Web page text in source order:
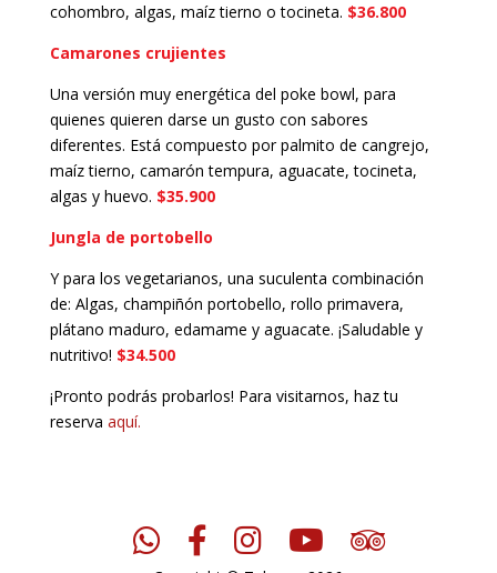
cohombro, algas, maíz tierno o tocineta. $36.800
Camarones crujientes
Una versión muy energética del poke bowl, para
quienes quieren darse un gusto con sabores
diferentes. Está compuesto por palmito de cangrejo,
maíz tierno, camarón tempura, aguacate, tocineta,
algas y huevo. $35.900
Jungla de portobello
Y para los vegetarianos, una suculenta combinación
de: Algas, champiñón portobello, rollo primavera,
plátano maduro, edamame y aguacate. ¡Saludable y
nutritivo! $34.500
¡Pronto podrás probarlos! Para visitarnos, haz tu
reserva aquí.